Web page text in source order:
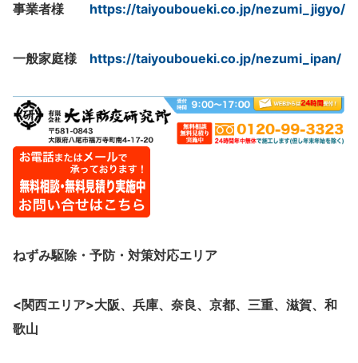
事業者様 https://taiyouboueki.co.jp/nezumi_jigyo/
一般家庭様 https://taiyouboueki.co.jp/nezumi_ipan/
ねずみ駆除・予防・対策対応エリア
<関西エリア>大阪、 兵庫、奈良、京都、三重、滋賀、和
歌山